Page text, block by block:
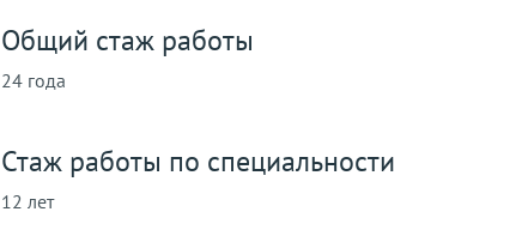
Общий стаж работы
24 года
Стаж работы по специальности
12 лет